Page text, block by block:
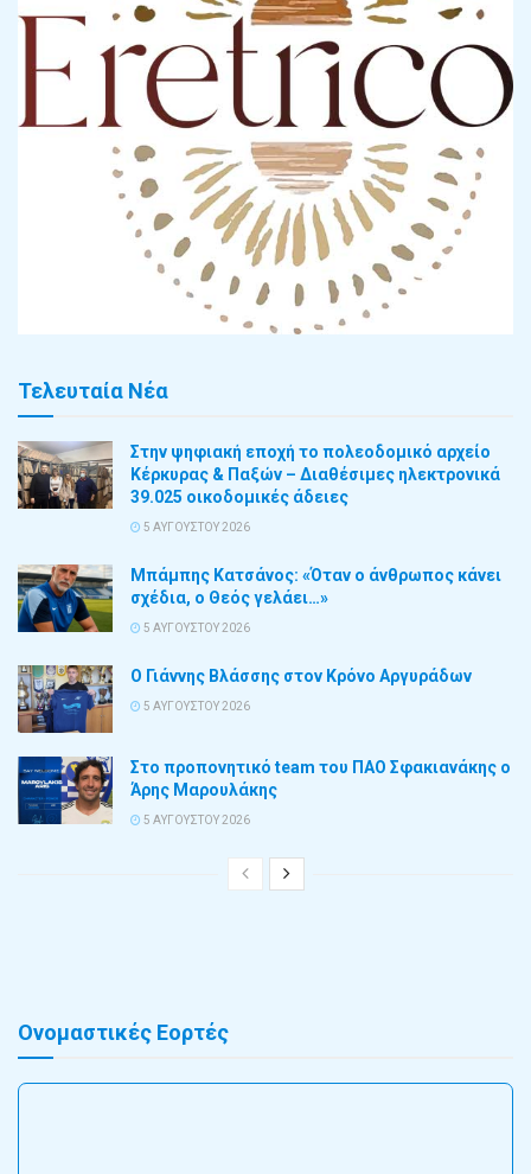
Τελευταία Νέα
Στην ψηφιακή εποχή το πολεοδομικό αρχείο
Κέρκυρας & Παξών – Διαθέσιμες ηλεκτρονικά
39.025 οικοδομικές άδειες
5 ΑΥΓΟΎΣΤΟΥ 2026
Μπάμπης Κατσάνος: «Όταν ο άνθρωπος κάνει
σχέδια, ο Θεός γελάει…»
5 ΑΥΓΟΎΣΤΟΥ 2026
Ο Γιάννης Βλάσσης στον Κρόνο Αργυράδων
5 ΑΥΓΟΎΣΤΟΥ 2026
Στο προπονητικό team του ΠΑΟ Σφακιανάκης ο
Άρης Μαρουλάκης
5 ΑΥΓΟΎΣΤΟΥ 2026
Ονομαστικές Εορτές